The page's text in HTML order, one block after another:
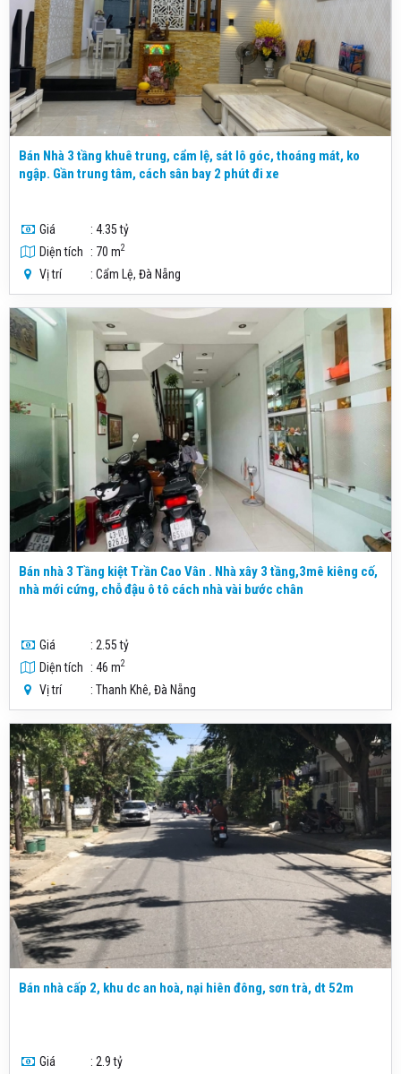
Bán Nhà 3 tầng khuê trung, cẩm lệ, sát lô góc, thoáng mát, ko
ngập. Gần trung tâm, cách sân bay 2 phút đi xe
Giá
: 4.35 tỷ
Diện tích
: 70 m2
Vị trí : Cẩm Lệ, Đà Nẵng
Bán nhà 3 Tầng kiệt Trần Cao Vân . Nhà xây 3 tầng,3mê kiêng cố,
nhà mới cứng, chỗ đậu ô tô cách nhà vài bước chân
Giá
: 2.55 tỷ
Diện tích
: 46 m2
Vị trí : Thanh Khê, Đà Nẵng
Bán nhà cấp 2, khu dc an hoà, nại hiên đông, sơn trà, dt 52m
Giá
: 2.9 tỷ